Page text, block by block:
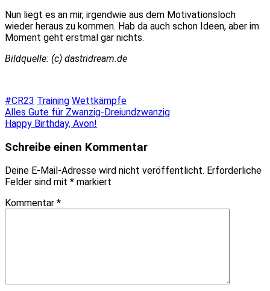
Nun liegt es an mir, irgendwie aus dem Motivationsloch
wieder heraus zu kommen. Hab da auch schon Ideen, aber im
Moment geht erstmal gar nichts.
Bildquelle: (c) dastridream.de
#CR23 Training Wettkämpfe
Beitragsnavigation
Alles Gute für Zwanzig-Dreiundzwanzig
Happy Birthday, Avon!
Schreibe einen Kommentar
Deine E-Mail-Adresse wird nicht veröffentlicht. Erforderliche
Felder sind mit * markiert
Kommentar *